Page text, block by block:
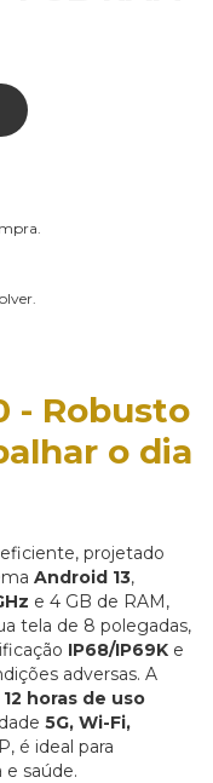
- Robusto
o dia
projetado
Android 13,
e 4 GB de RAM,
tela de 8 polegadas,
IP68/IP69K e
adversas. A
12 horas de uso
5G, Wi-Fi,
é ideal para
saúde.